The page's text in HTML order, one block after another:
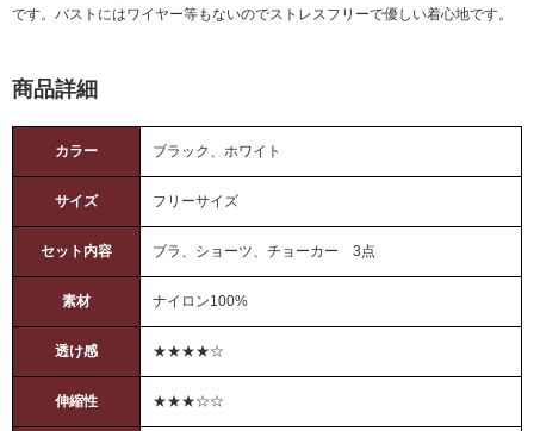
です。バストにはワイヤー等もないのでストレスフリーで優しい着心地です。
商品詳細
カラー ブラック、ホワイト
サイズ フリーサイズ
セット内容 ブラ、ショーツ、チョーカー 3点
素材 ナイロン100%
透け感 ★★★★☆
伸縮性 ★★★☆☆